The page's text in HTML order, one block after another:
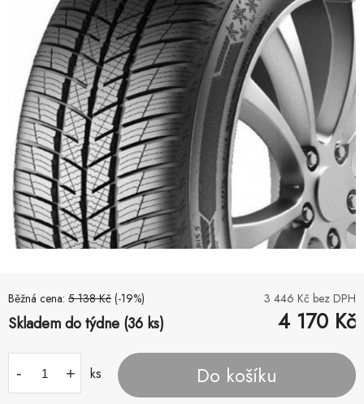
Běžná cena: 5 138 Kč (-19%) 3 446 Kč bez DPH
Skladem do týdne (36 ks) 4 170 Kč
- + ks Do košíku